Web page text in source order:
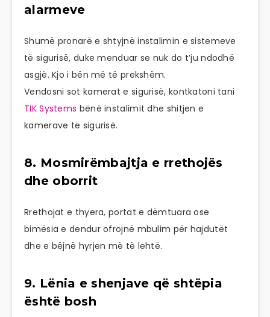
alarmeve
Shumë pronarë e shtyjnë instalimin e sistemeve
të sigurisë, duke menduar se nuk do t’ju ndodhë
asgjë. Kjo i bën më të prekshëm.
Vendosni sot kamerat e sigurisë, kontkatoni tani
TIK Systems bënë instalimit dhe shitjen e
kamerave të sigurisë.
8. Mosmirëmbajtja e rrethojës
dhe oborrit
Rrethojat e thyera, portat e dëmtuara ose
bimësia e dendur ofrojnë mbulim për hajdutët
dhe e bëjnë hyrjen më të lehtë.
9. Lënia e shenjave që shtëpia
është bosh